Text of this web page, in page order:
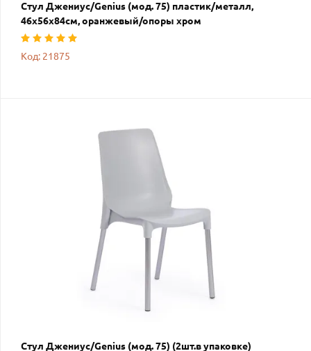
Стул Джениус/Genius (мод. 75) пластик/металл,
46x56x84cм, оранжевый/опоры хром
Код: 21875
Стул Джениус/Genius (мод. 75) (2шт.в упаковке)